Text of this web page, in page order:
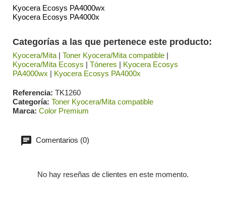
Kyocera Ecosys PA4000wx
Kyocera Ecosys PA4000x
Categorías a las que pertenece este producto:
Kyocera/Mita | Toner Kyocera/Mita compatible |
Kyocera/Mita Ecosys | Tóneres | Kyocera Ecosys
PA4000wx | Kyocera Ecosys PA4000x
Referencia TK1260
Categoría Toner Kyocera/Mita compatible
Marca Color Premium
Comentarios (0)
No hay reseñas de clientes en este momento.